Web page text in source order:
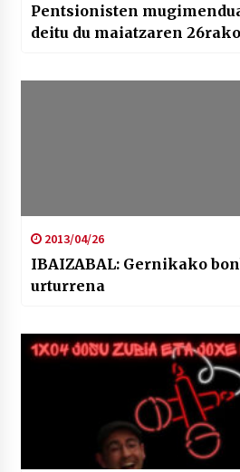
Pentsionisten
deitu du maiatzaren 26rako
2013/04/26
IBAIZABAL: Gernikako
urturrena